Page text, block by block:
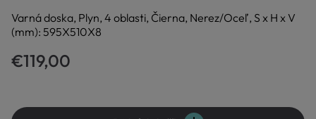
Varná doska, Plyn, 4 oblasti, Čierna, Nerez/Oceľ, S x H x V
(mm): 595X510X8
€119,00